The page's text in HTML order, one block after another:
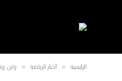
الرئيسية » أخبار الرياضة » واين